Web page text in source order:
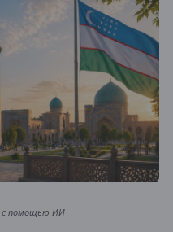
с помощью ИИ